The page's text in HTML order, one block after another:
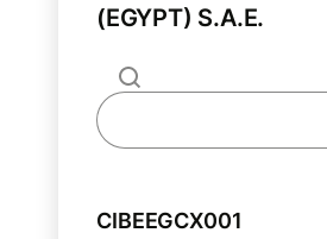
(EGYPT) S.A.E.
CIBEEGCX001